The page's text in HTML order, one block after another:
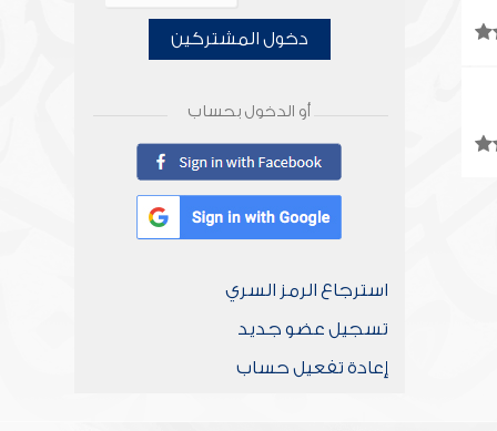
دخول المشتركين
أو الدخول بحساب
استرجاع الرمز السري
تسجيل عضو جديد
إعادة تفعيل حساب